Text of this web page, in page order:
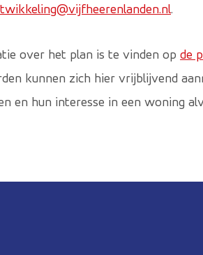
.
over het plan is te vinden op de
kunnen zich hier vrijblijvend
en hun interesse in een woning